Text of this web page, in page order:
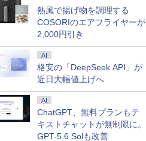
熱風で揚げ物を調理する
COSORIのエアフライヤーが
2,000円引き
AI
格安の「DeepSeek API」が
近日大幅値上げへ
AI
ChatGPT、無料プランもテ
キストチャットが無制限に。
GPT-5.6 Solも改善